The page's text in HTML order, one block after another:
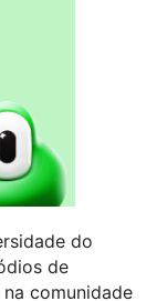
do
de
comunidade